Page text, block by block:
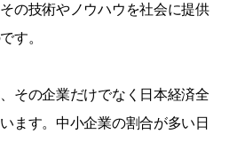
の技術やノウハウを社会に提供
す。
その企業だけでなく日本経済全
ます。中小企業の割合が多い日